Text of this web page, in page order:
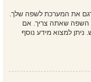
את המערכת לשפה שלך.
השפה שאתה צריך. אם
ניתן למצוא מידע נוסף